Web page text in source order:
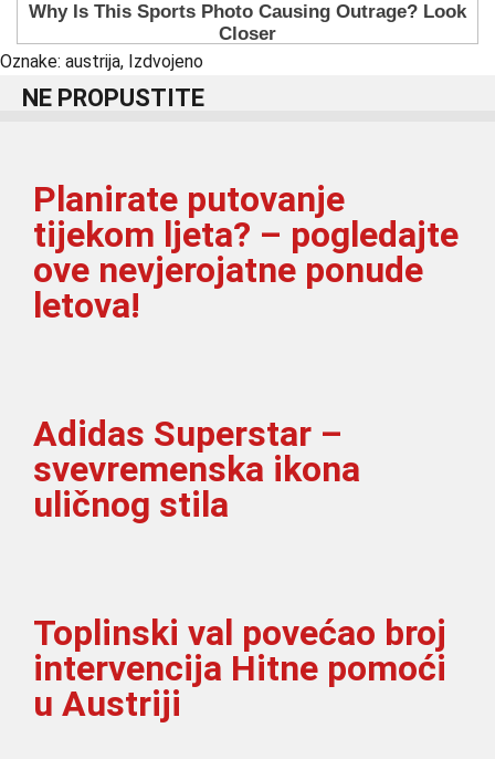
Oznake: austrija, Izdvojeno
NE PROPUSTITE
Planirate putovanje
tijekom ljeta? – pogledajte
ove nevjerojatne ponude
letova!
Adidas Superstar –
svevremenska ikona
uličnog stila
Toplinski val povećao broj
intervencija Hitne pomoći
u Austriji